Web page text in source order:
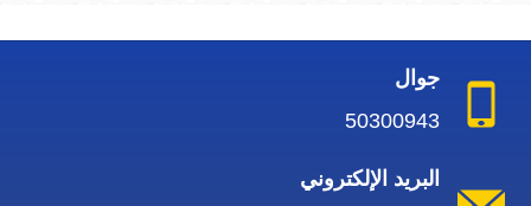
جوال
50300943
البريد الإلكتروني